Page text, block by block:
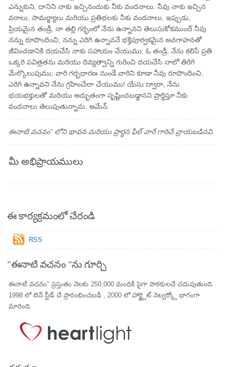
ఎన్నుకుని, దానిని నాకు ఇచ్చినందుకు నీకు వందనాలు. నీవు నాకు ఇచ్చిన
వరాలు, సామర్థ్యాలు మరియు ప్రతిభలకు నీకు వందనాలు. ఇప్పుడు,
ప్రియమైన తండ్రీ, నా తల్లి గర్భంలో నేను ఉన్నానని తెలుసుకోకముందే నీవు
నన్ను రూపొందించి, నన్ను ఎరిగి ఉన్నావనే భక్తిపూర్వకమైన అవగాహనతో
జీవించడానికి దయచేసి నాకు సహాయం చేయుము. ఓ తండ్రీ, నేను కలిసే ప్రతి
ఒక్కరి పవిత్రతను మరియు దివ్యత్వాన్ని గురించి దయచేసి నాలో తిరిగి
మేల్కొలుపుము; వారి గర్భధారణ నుండే వారిని కూడా నీవు రూపొందించి,
ఎరిగి ఉన్నావని నేను గ్రహించేలా చేయుము! యేసు ద్వారా, నేను
భయభక్తులతో మరియు అద్భుతంగా సృష్టించబడ్డానని ప్రార్థిస్తూ నీకు
వందనాలు తెలుపుతున్నాను. ఆమేన్.
ఈనాటి వచనం" లోని భావన మరియు ప్రార్థన ఫీల్ వారే గారిచే వ్రాయబడినవి.
మీ అభిప్రాయములు
ఈ కార్యక్రమంలో చేరండి
RSS
"ఈనాటి వచనం "ను గూర్చి
ఈనాటి వచనం" ప్రస్తుతం నెలకు 250,000 మందికి పైగా పాఠకులచే చదువుతుంది.
1998 లో బెన్ స్టీడ్ చే ప్రారంభించబడి , 2000 లో హార్ట్లైట్ నెట్వర్క్లో భాగంగా
మారింది.